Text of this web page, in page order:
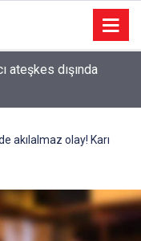
ateşkes dışında
akılalmaz olay! Karı